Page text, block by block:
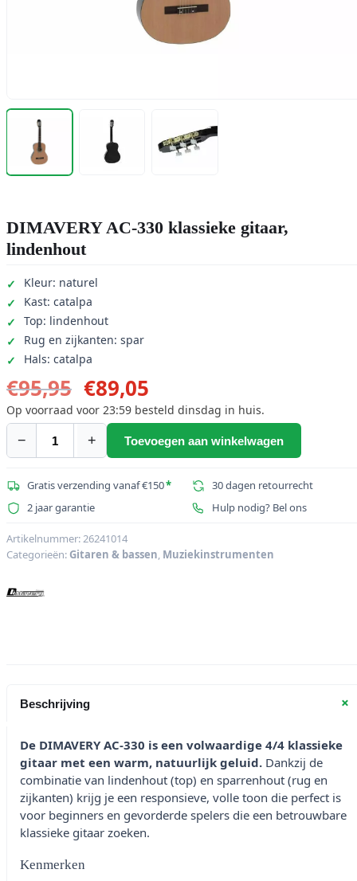
DIMAVERY AC-330 klassieke gitaar,
lindenhout
Kleur: naturel
Kast: catalpa
Top: lindenhout
Rug en zijkanten: spar
Hals: catalpa
€95,95 Oorspronkelijke
prijs
was:
€95,95.
€89,05
prijs
is:
€89,05.
Op voorraad voor 23:59 besteld dinsdag in huis.
−
DIMAVERY
330
klassieke
lindenhout
aantal
+ Toevoegen aan winkelwagen
Gratis verzending vanaf €150*
30 dagen retourrecht
2 jaar garantie
Hulp nodig? Bel ons
Artikelnummer:26241014
Categorieën: Gitaren & bassen, Muziekinstrumenten
Beschrijving +
De DIMAVERY AC-330 is een volwaardige 4/4 klassieke
gitaar met een warm, natuurlijk geluid. Dankzij de
combinatie van lindenhout (top) en sparrenhout (rug en
zijkanten) krijg je een responsieve, volle toon die perfect is
voor beginners en gevorderde spelers die een betrouwbare
klassieke gitaar zoeken.
Kenmerken